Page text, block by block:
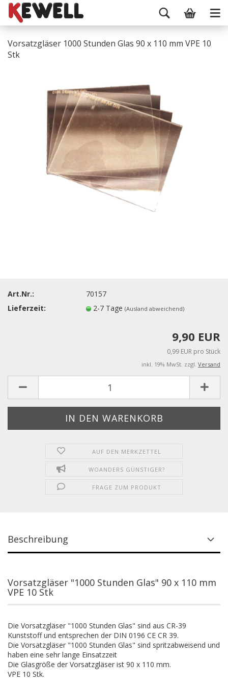
Vorsatzgläser 1000 Stunden Glas 90 x 110 mm VPE 10
Stk
Art.Nr.:
70157
Lieferzeit:
2-7 Tage(Ausland abweichend)
9,90 EUR
0,99 EUR pro Stück
inkl. 19% MwSt. zzgl. Versand
AUF DEN MERKZETTEL
WOANDERS GÜNSTIGER?
FRAGE ZUM PRODUKT
Beschreibung
Vorsatzgläser "1000 Stunden Glas" 90 x 110 mm
VPE 10 Stk
Die Vorsatzgläser "1000 Stunden Glas" sind aus CR-39
Kunststoff und entsprechen der DIN 0196 CE CR 39.
Die Vorsatzgläser "1000 Stunden Glas" sind spritzabweisend und
haben eine sehr lange Einsatzzeit
Die Glasgröße der Vorsatzgläser ist 90 x 110 mm.
VPE 10 Stk.